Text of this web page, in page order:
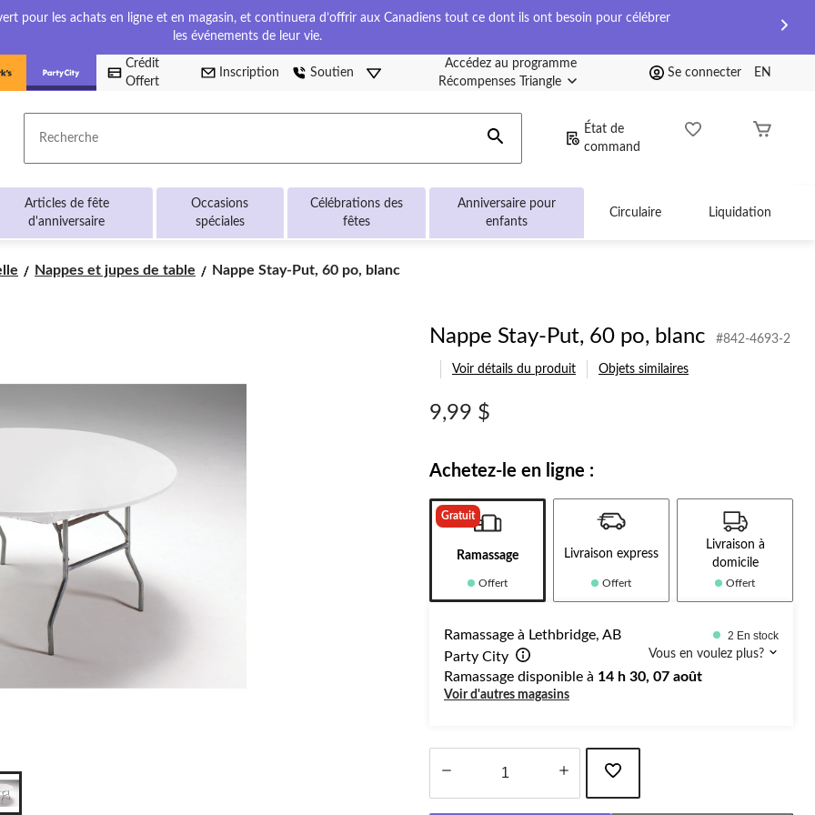
pour les achats en ligne et en magasin, et continuera d’offrir aux Canadiens tout ce dont ils ont besoin pour célébrer
les événements de leur vie.
Crédit
Offert
Inscription Soutien
Accédez au programme
Récompenses Triangle
Se connecter EN
Recherche
État de
command
Articles de fête
d'anniversaire
Occasions
spéciales
Célébrations des
fêtes
Anniversaire pour
enfants
Circulaire Liquidation
Nappes et jupes de table
Nappe
Nappe Stay-Put, 60 po, blanc
Nappe Stay-Put, 60 po, blanc #842-4693-2
Voir détails du produit Objets similaires
9,99 $
Achetez-le en ligne :
Gratuit
Ramassage
Offert
Livraison express
Offert
Livraison à
domicile
Offert
Ramassage à Lethbridge, AB
Party City
2 En stock
Vous en voulez plus?
Ramassage disponible à 14 h 30, 07 août
Voir d'autres magasins